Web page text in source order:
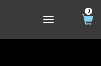
TOGGLE NAVIGATION
0